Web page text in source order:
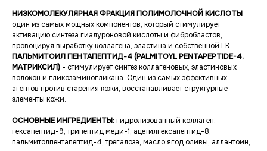
НИЗКОМОЛЕКУЛЯРНАЯ ФРАКЦИЯ ПОЛИМОЛОЧНОЙ КИСЛОТЫ –
один из самых мощных компонентов, который стимулирует
активацию синтеза гиалуроновой кислоты и фибробластов,
провоцируя выработку коллагена, эластина и собственной ГК.
ПАЛЬМИТОИЛ ПЕНТАПЕПТИД-4 (PALMITOYL PENTAPEPTIDE-4,
МАТРИКСИЛ) - стимулирует синтез коллагеновых, эластиновых
волокон и гликозаминогликана. Один из самых эффективных
агентов против старения кожи, восстанавливает структурные
элементы кожи.
ОСНОВНЫЕ ИНГРЕДИЕНТЫ:гидролизованный коллаген,
гексапептид-9, трипептид меди-1, ацетилгексапептид-8,
пальмитолпентапептид-4, трегалоза, масло ягод оливы, аллантоин,